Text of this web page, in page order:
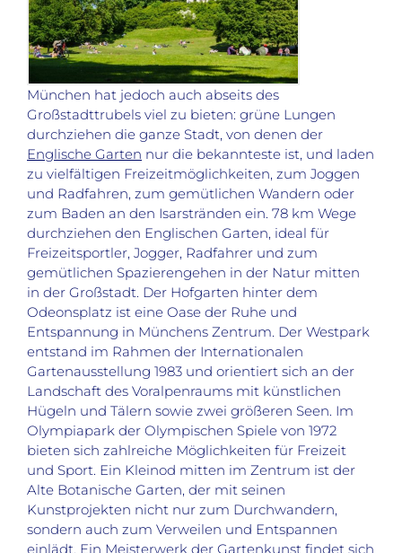
München hat jedoch auch abseits des
Großstadttrubels viel zu bieten: grüne Lungen
durchziehen die ganze Stadt, von denen der
Englische Garten nur die bekannteste ist, und laden
zu vielfältigen Freizeitmöglichkeiten, zum Joggen
und Radfahren, zum gemütlichen Wandern oder
zum Baden an den Isarstränden ein. 78 km Wege
durchziehen den Englischen Garten, ideal für
Freizeitsportler, Jogger, Radfahrer und zum
gemütlichen Spazierengehen in der Natur mitten
in der Großstadt. Der Hofgarten hinter dem
Odeonsplatz ist eine Oase der Ruhe und
Entspannung in Münchens Zentrum. Der Westpark
entstand im Rahmen der Internationalen
Gartenausstellung 1983 und orientiert sich an der
Landschaft des Voralpenraums mit künstlichen
Hügeln und Tälern sowie zwei größeren Seen. Im
Olympiapark der Olympischen Spiele von 1972
bieten sich zahlreiche Möglichkeiten für Freizeit
und Sport. Ein Kleinod mitten im Zentrum ist der
Alte Botanische Garten, der mit seinen
Kunstprojekten nicht nur zum Durchwandern,
sondern auch zum Verweilen und Entspannen
einlädt. Ein Meisterwerk der Gartenkunst findet sich